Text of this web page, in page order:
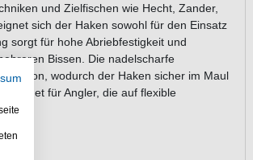
und Zielfischen wie Hecht, Zander,
sich der Haken sowohl für den Einsatz
sorgt für hohe Abriebfestigkeit und
Bissen. Die nadelscharfe
wodurch der Haken sicher im Maul
für Angler, die auf flexible